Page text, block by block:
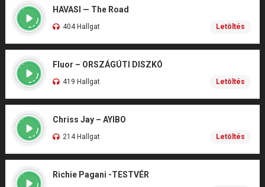
HAVASI — The Road
404 Hallgat Letöltés
Fluor – ORSZÁGÚTI DISZKÓ
419 Hallgat Letöltés
Chriss Jay – AYIBO
214 Hallgat Letöltés
Richie Pagani -TESTVÉR